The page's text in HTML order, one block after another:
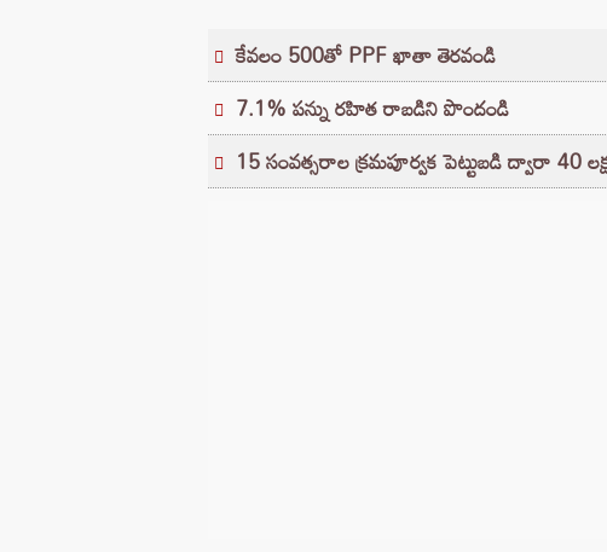
కేవలం 500తో PPF ఖాతా తెరవండి
7.1% పన్ను రహిత రాబడిని పొందండి
15 సంవత్సరాల క్రమపూర్వక పెట్టుబడి ద్వారా 40